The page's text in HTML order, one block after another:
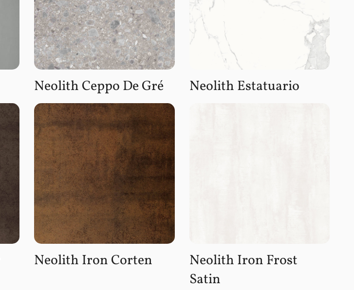
Neolith Ceppo De Gré Neolith Estatuario
Neolith Iron Corten
Neolith Iron Frost
Satin